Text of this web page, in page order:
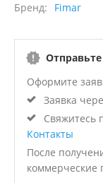
Бренд
Fimar
Оформите
Заявка
Свяжитесь
Контакты
После
коммерческие